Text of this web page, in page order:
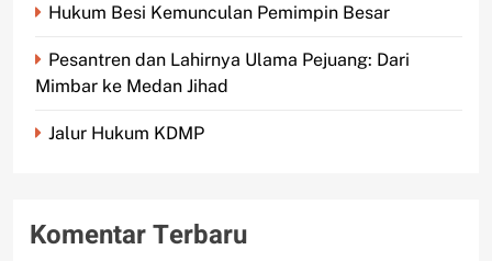
Hukum Besi Kemunculan Pemimpin Besar
Pesantren dan Lahirnya Ulama Pejuang: Dari
Mimbar ke Medan Jihad
Jalur Hukum KDMP
Komentar Terbaru